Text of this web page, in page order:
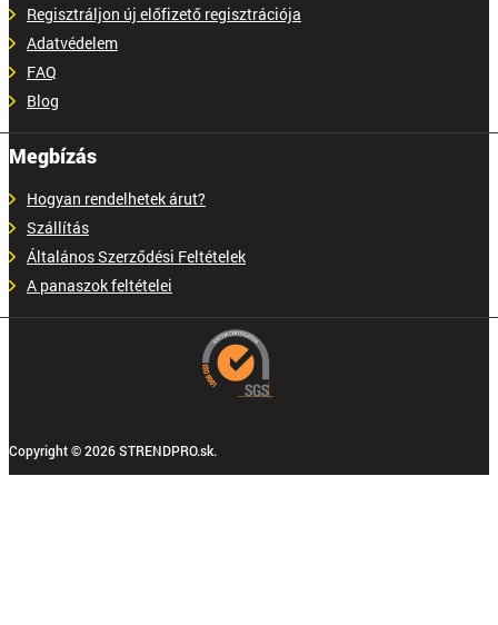
Regisztráljon új előfizető regisztrációja
Adatvédelem
FAQ
Blog
Megbízás
Hogyan rendelhetek árut?
Szállítás
Általános Szerződési Feltételek
A panaszok feltételei
Copyright © 2026 STRENDPRO.sk.